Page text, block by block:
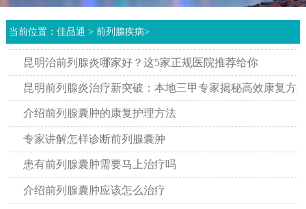
当前位置：佳品通 >前列腺疾病>
昆明治前列腺炎哪家好？这5家正规医院推荐给你
昆明前列腺炎治疗新突破：本地三甲专家揭秘高效康复方
介绍前列腺囊肿的康复护理方法
专家讲解怎样诊断前列腺囊肿
患有前列腺囊肿需要马上治疗吗
介绍前列腺囊肿应该怎么治疗